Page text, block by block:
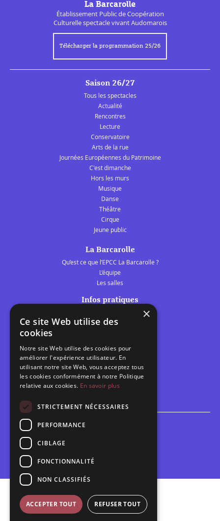
La Barcarolle
Établissement Public deCoopération
Culturellespectacle vivant Audomarois
Télécharger la programmation 25/26
Saison 26/27
Tous les spectacles
Actualité
Rencontres
Lecture
Conservatoire
Arts de la rue
Journées Européennes du Patrimoine
C'est dimanche
Hors les murs
Musique
Danse
Théâtre
Cirque
Jeune public
La Barcarolle
Qu’est ce que l’EPCC La Barcarolle ?
L’équipe
Les salles
Infos pratiques
Les belles scènes audomaroises
Calendrier
Programme des spectacles
Brèves
Espace scolaire
Politique de confidentialité
×
Ce site Web utilise des
cookies
Notre site Web utilise des cookies pour
améliorer l'expérience utilisateur. En
utilisant notre site Web, vous acceptez tous
les cookies conformément à notre Politique
relative aux cookies. En savoir plus
STRICTEMENT NÉCESSAIRES
PERFORMANCE
CIBLAGE
FONCTIONNALITÉ
NON CLASSIFIÉS
ACCEPTER TOUT REFUSER TOUT